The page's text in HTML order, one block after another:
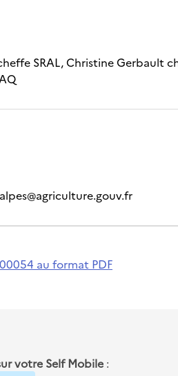
SRAL, Christine
au format PDF
votre Self Mobile :